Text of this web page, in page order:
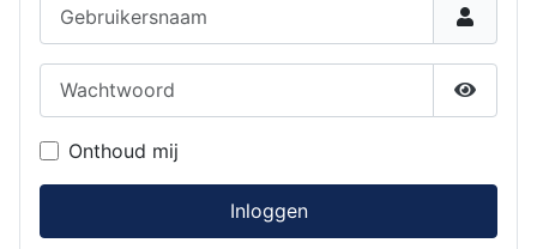
Toon
Onthoud mij
Inloggen